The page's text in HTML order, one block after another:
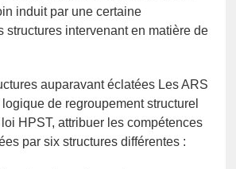
induit par une certaine
structures intervenant en matière de
auparavant éclatées Les ARS
de regroupement structurel
HPST, attribuer les compétences
par six structures différentes :